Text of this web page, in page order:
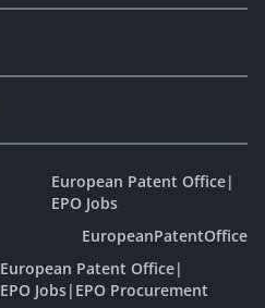
European Patent Office|
EPO Jobs
EuropeanPatentOffice
European Patent Office|
EPO Jobs| EPO Procurement